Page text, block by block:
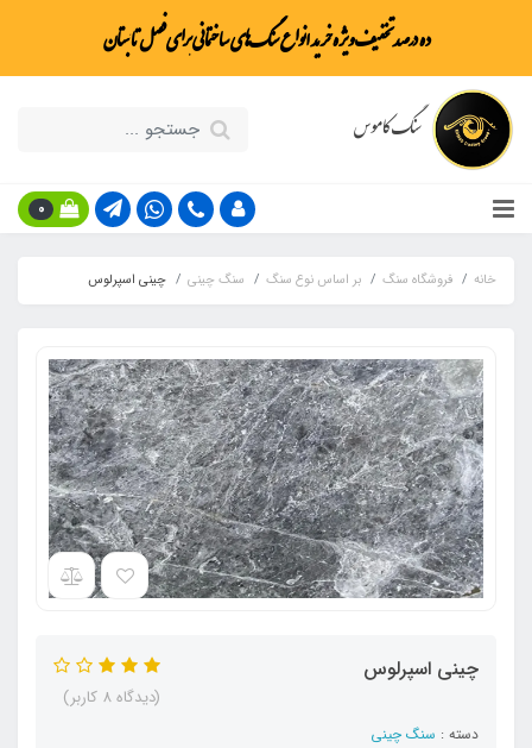
ده درصد تخفیف ویژه خرید انواع سنگ‌های ساختمانی برای فصل تابستان
سنگ کاموس
0
خانه فروشگاه سنگ بر اساس نوع سنگ سنگ چینی چینی اسپرلوس
چینی اسپرلوس
دسته : سنگ چینی
(دیدگاه 8 کاربر)